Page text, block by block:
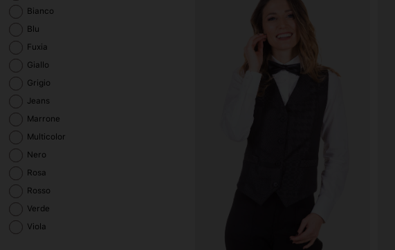
Bianco
Blu
Fuxia
Giallo
Grigio
Jeans
Marrone
Multicolor
Nero
Rosa
Rosso
Verde
Viola